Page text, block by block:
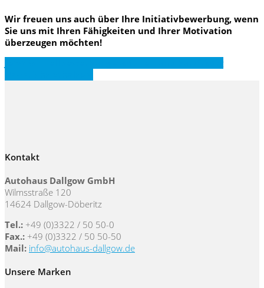
Wir freuen uns auch über Ihre Initiativbewerbung, wenn
Sie uns mit Ihren Fähigkeiten und Ihrer Motivation
überzeugen möchten!
Kontakt
Autohaus Dallgow GmbH
Wilmsstraße 120
14624 Dallgow-Döberitz
Tel.: +49 (0)3322 / 50 50-0
Fax.: +49 (0)3322 / 50 50-50
Mail: info@autohaus-dallgow.de
Unsere Marken